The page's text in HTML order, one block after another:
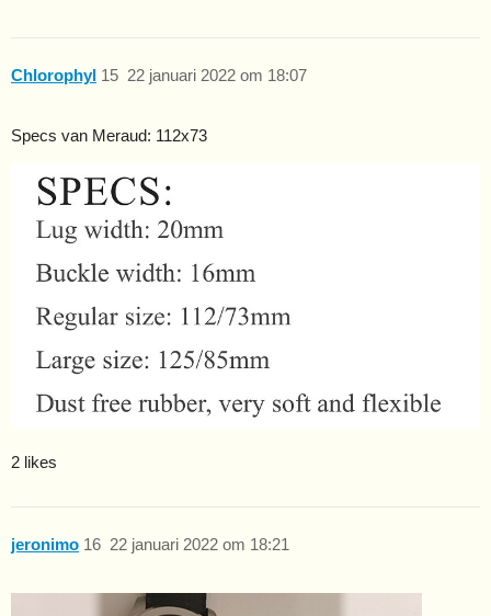
Chlorophyl 22 januari 2022 om 18:07
15
Specs van Meraud: 112x73
2 likes
jeronimo 22 januari 2022 om 18:21
16